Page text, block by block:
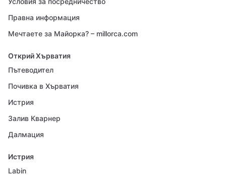
Правна информация
Мечтаете за Майорка? – millorca.com
Открий Хърватия
Пътеводител
Почивка в Хърватия
Истрия
Залив Кварнер
Далмация
Истрия
Labin